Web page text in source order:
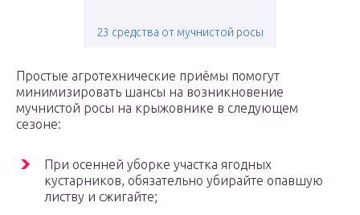
23 средства от мучнистой росы
Простые агротехнические приёмы помогут
минимизировать шансы на возникновение
мучнистой росы на крыжовнике в следующем
сезоне:
При осенней уборке участка ягодных
кустарников, обязательно убирайте опавшую
листву и сжигайте;